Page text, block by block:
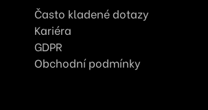
Často kladené dotazy
Kariéra
GDPR
Obchodní podmínky